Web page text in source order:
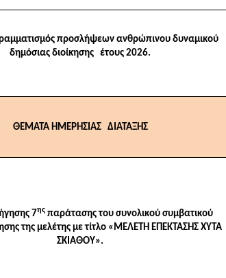
προσλήψεων ανθρώπινου δυναμικού
δημόσιας διοίκησης έτους 2026.
ΘΕΜΑΤΑ ΗΜΕΡΗΣΙΑΣ ΔΙΑΤΑΞΗΣ
7ης παράτασης του συνολικού συμβατικού
της μελέτης με τίτλο «ΜΕΛΕΤΗ ΕΠΕΚΤΑΣΗΣ ΧΥΤΑ
ΣΚΙΑΘΟΥ».